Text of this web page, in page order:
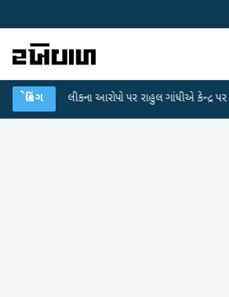
બ્રેકિંગ
પરીક્ષા લીકના આરોપો પર રાહુલ ગાંધીએ કેન્દ્ર પર પ્રહાર